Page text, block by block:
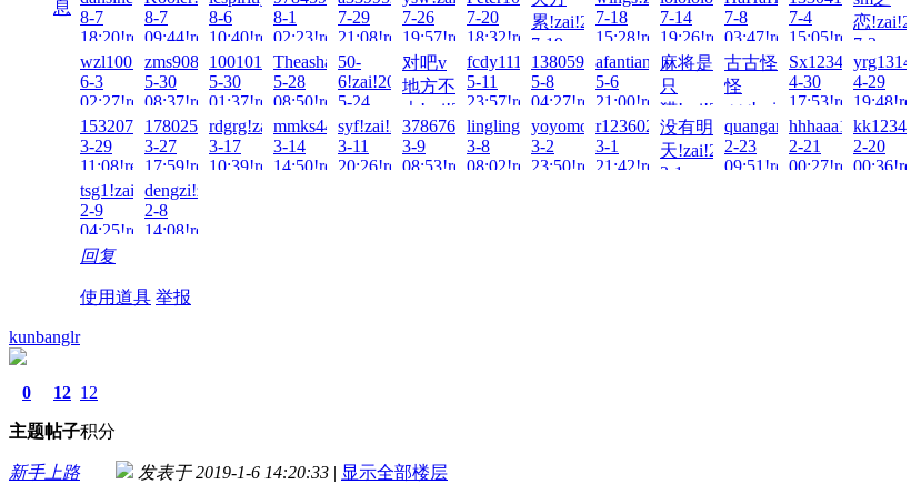
息
8-7
18:20!read!
8-7
09:44!read!
8-6
10:40!read!
8-1
02:23!read!
7-29
21:08!read!
7-26
19:57!read!
7-20
18:32!read!
累!zai!2026-
7-19
17:12!read!
7-18
15:28!read!
7-14
19:26!read!
7-8
03:47!read!
7-4
15:05!read!
恋
7-3
wzl100!zai!2026-
6-3
02:27!read!
zms908769129!zai!2026-
5-30
08:37!read!
1001011..!zai!2026-
5-30
01:37!read!
Theasha!zai!2026-
5-28
08:50!read!
50-
6!zai!2026-
5-24
17:12!read!
对吧v
地方不
大!zai!2026-
5-14
21:46!read!
fcdy111!zai!2026-
5-11
23:57!read!
13805915899wxd!zai!2026-
5-8
04:27!read!
afantian!zai!2026-
5-6
21:00!read!
麻将是
只
猫!zai!2026-
5-3
01:39!read!
古古怪
怪
ggg!zai!2026-
5-1
21:59!read!
4-30
17:53!read!
4-29
15320775059!zai!2026-
3-29
11:08!read!
17802522016!zai!2026-
3-27
17:59!read!
rdgrg!zai!2026-
3-17
10:39!read!
mmks445566!zai!2026-
3-14
14:50!read!
syf!zai!2026-
3-11
20:26!read!
378676539!zai!2026-
3-9
08:53!read!
lingling!zai!2026-
3-8
08:02!read!
yoyomonkey80!zai!2026-
3-2
23:50!read!
r12360225!zai!2026-
3-1
21:42!read!
没有明
天!zai!2026-
3-1
quangang157!zai!2026-
2-23
09:51!read!
2-21
00:27!read!
2-20
tsg1!zai!2026-
2-9
04:25!read!
dengzi!zai!2026-
2-8
14:08!read!
回复
使用道具 举报
kunbanglr
0
主题
12
帖子
12
积分
新手上路 发表于 2019-1-6 14:20:33 | 显示全部楼层